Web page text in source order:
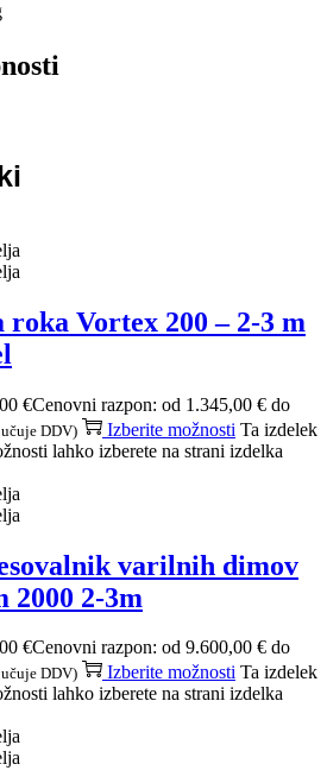
roka Vortex 200 – 2-3 m
€Cenovni razpon: od 1.345,00 € do
DDV) Izberite možnosti Ta izdelek
lahko izberete na strani izdelka
varilnih dimov
2000 2-3m
€Cenovni razpon: od 9.600,00 € do
DDV) Izberite možnosti Ta izdelek
lahko izberete na strani izdelka